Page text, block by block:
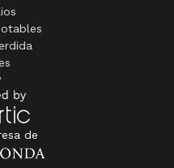
de
© Todos los derechos